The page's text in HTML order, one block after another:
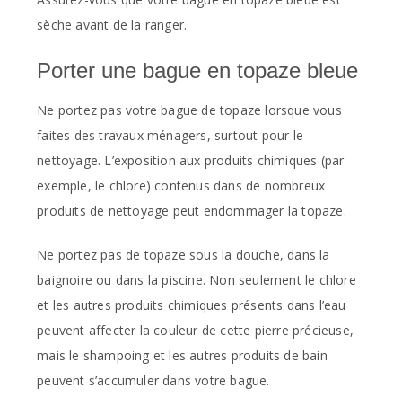
sèche avant de la ranger.
Porter une bague en topaze bleue
Ne portez pas votre bague de topaze lorsque vous
faites des travaux ménagers, surtout pour le
nettoyage. L’exposition aux produits chimiques (par
exemple, le chlore) contenus dans de nombreux
produits de nettoyage peut endommager la topaze.
Ne portez pas de topaze sous la douche, dans la
baignoire ou dans la piscine. Non seulement le chlore
et les autres produits chimiques présents dans l’eau
peuvent affecter la couleur de cette pierre précieuse,
mais le shampoing et les autres produits de bain
peuvent s’accumuler dans votre bague.